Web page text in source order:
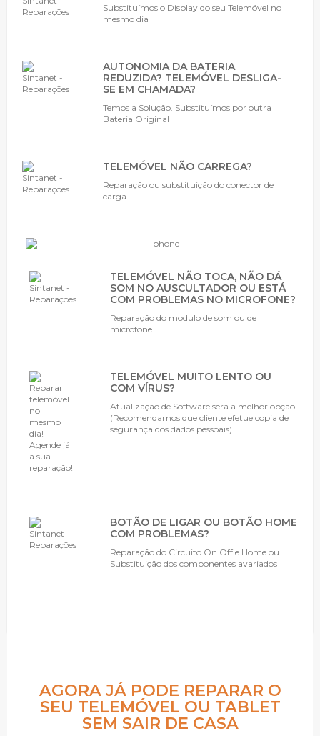
Substituímos o Display do seu Telemóvel no
mesmo dia
AUTONOMIA DA BATERIA
REDUZIDA? TELEMÓVEL DESLIGA-
SE EM CHAMADA?
Temos a Solução. Substituímos por outra
Bateria Original
TELEMÓVEL NÃO CARREGA?
Reparação ou substituição do conector de
carga.
TELEMÓVEL NÃO TOCA, NÃO DÁ
SOM NO AUSCULTADOR OU ESTÁ
COM PROBLEMAS NO MICROFONE?
Reparação do modulo de som ou de
microfone.
TELEMÓVEL MUITO LENTO OU
COM VÍRUS?
Atualização de Software será a melhor opção
(Recomendamos que cliente efetue copia de
segurança dos dados pessoais)
BOTÃO DE LIGAR OU BOTÃO HOME
COM PROBLEMAS?
Reparação do Circuito On Off e Home ou
Substituição dos componentes avariados
AGORA JÁ PODE REPARAR O
SEU TELEMÓVEL OU TABLET
SEM SAIR DE CASA